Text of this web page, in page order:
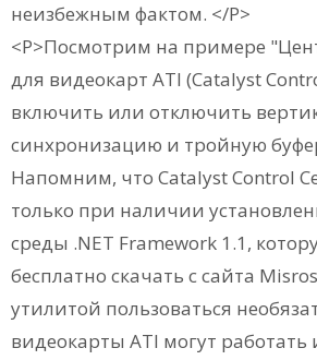
неизбежным фактом. </P>
<P>Посмотрим на примере
для видеокарт ATI (Catalyst
включить или отключить
синхронизацию и тройную
Напомним, что Catalyst Control
только при наличии
среды .NET Framework 1.1,
бесплатно скачать с сайта
утилитой пользоваться
видеокарты ATI могут работать